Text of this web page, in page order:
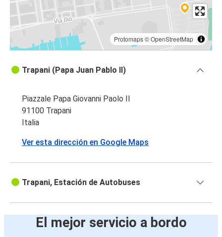
Protomaps©OpenStreetMap
Trapani (Papa Juan Pablo II)
Piazzale Papa Giovanni Paolo II
91100 Trapani
Italia
Ver esta dirección en Google Maps
Trapani, Estación de Autobuses
El mejor servicio a bordo